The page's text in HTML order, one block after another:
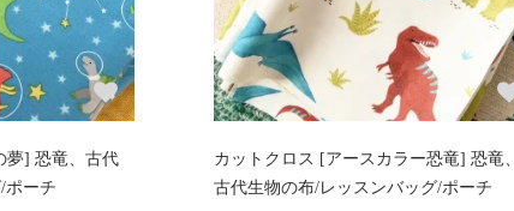
夢] 恐竜、古代
ポーチ
カットクロス [アースカラー恐竜] 恐竜、
古代生物の布/レッスンバッグ/ポーチ